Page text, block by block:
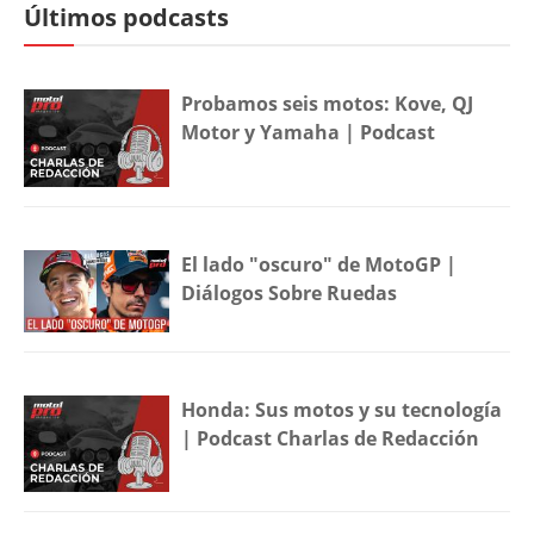
Últimos podcasts
Probamos seis motos: Kove, QJ
Motor y Yamaha | Podcast
El lado "oscuro" de MotoGP |
Diálogos Sobre Ruedas
Honda: Sus motos y su tecnología
| Podcast Charlas de Redacción